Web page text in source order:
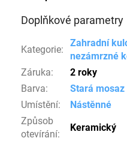
Doplňkové parametry
Kategorie:
Zahradní
nezámrzné
Záruka:
2 roky
Barva:
Stará mosaz
Umístění:
Nástěnné
Způsob
otevírání:
Keramický